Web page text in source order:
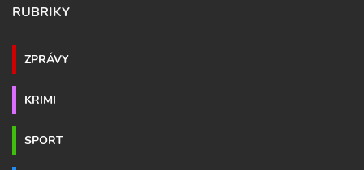
RUBRIKY
ZPRÁVY
KRIMI
SPORT